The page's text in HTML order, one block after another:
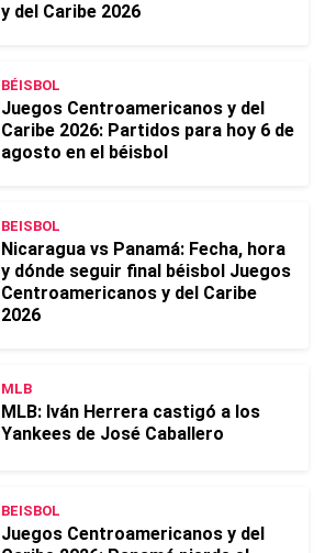
y del Caribe 2026
BÉISBOL
Juegos Centroamericanos y del
Caribe 2026: Partidos para hoy 6 de
agosto en el béisbol
BEISBOL
Nicaragua vs Panamá: Fecha, hora
y dónde seguir final béisbol Juegos
Centroamericanos y del Caribe
2026
MLB
MLB: Iván Herrera castigó a los
Yankees de José Caballero
BEISBOL
Juegos Centroamericanos y del